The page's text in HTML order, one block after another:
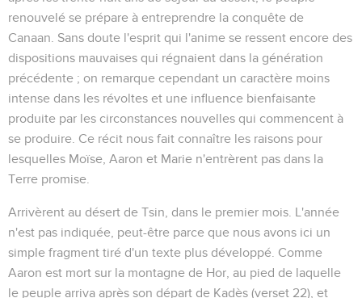
renouvelé se prépare à entreprendre la conquête de
Canaan. Sans doute l'esprit qui l'anime se ressent encore des
dispositions mauvaises qui régnaient dans la génération
précédente ; on remarque cependant un caractère moins
intense dans les révoltes et une influence bienfaisante
produite par les circonstances nouvelles qui commencent à
se produire. Ce récit nous fait connaître les raisons pour
lesquelles Moïse, Aaron et Marie n'entrèrent pas dans la
Terre promise.
Arrivèrent au désert de Tsin, dans le premier mois . L'année
n'est pas indiquée, peut-être parce que nous avons ici un
simple fragment tiré d'un texte plus développé. Comme
Aaron est mort sur la montagne de Hor, au pied de laquelle
le peuple arriva après son départ de Kadès (verset 22), et